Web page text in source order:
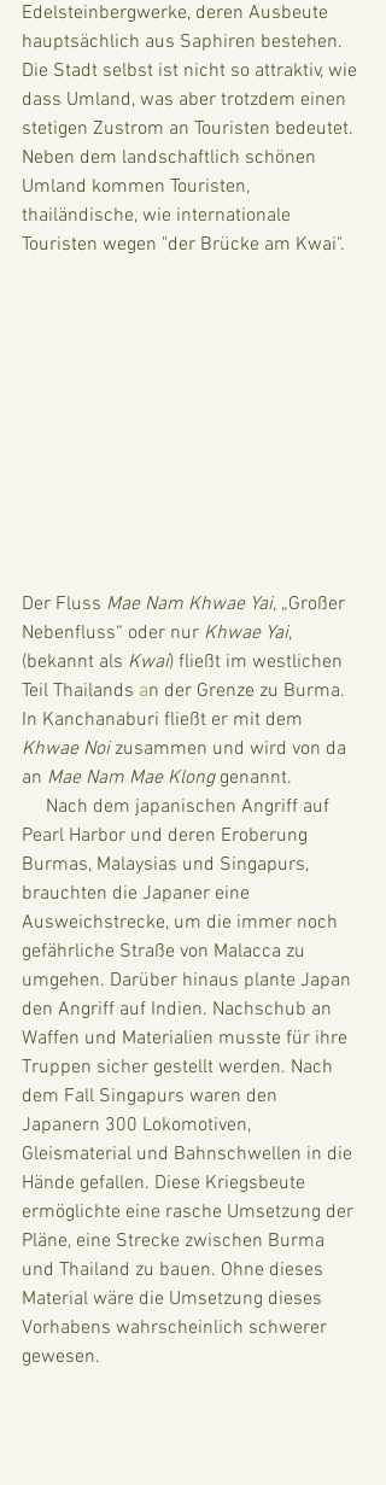
Edelsteinbergwerke, deren Ausbeute
hauptsächlich aus Saphiren bestehen.
Die Stadt selbst ist nicht so attraktiv, wie
dass Umland, was aber trotzdem einen
stetigen Zustrom an Touristen bedeutet.
Neben dem landschaftlich schönen
Umland kommen Touristen,
thailändische, wie internationale
Touristen wegen "der Brücke am Kwai".
Der Fluss Mae Nam Khwae Yai, „Großer
Nebenfluss“ oder nur Khwae Yai,
(bekannt als Kwai) fließt im westlichen
Teil Thailands an der Grenze zu Burma.
In Kanchanaburi fließt er mit dem
Khwae Noi zusammen und wird von da
an Mae Nam Mae Klong genannt.
Pearl Harbor und deren Eroberung
Burmas, Malaysias und Singapurs,
brauchten die Japaner eine
Ausweichstrecke, um die immer noch
gefährliche Straße von Malacca zu
umgehen. Darüber hinaus plante Japan
den Angriff auf Indien. Nachschub an
Waffen und Materialien musste für ihre
Truppen sicher gestellt werden. Nach
dem Fall Singapurs waren den
Japanern 300 Lokomotiven,
Gleismaterial und Bahnschwellen in die
Hände gefallen. Diese Kriegsbeute
ermöglichte eine rasche Umsetzung der
Pläne, eine Strecke zwischen Burma
und Thailand zu bauen. Ohne dieses
Material wäre die Umsetzung dieses
Vorhabens wahrscheinlich schwerer
gewesen.